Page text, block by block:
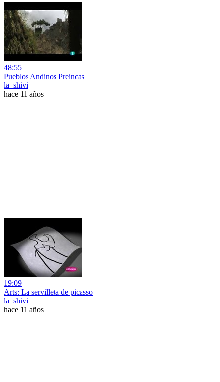
48:55
Pueblos Andinos Preincas
la_shivi
hace 11 años
19:09
Arts: La servilleta de picasso
la_shivi
hace 11 años